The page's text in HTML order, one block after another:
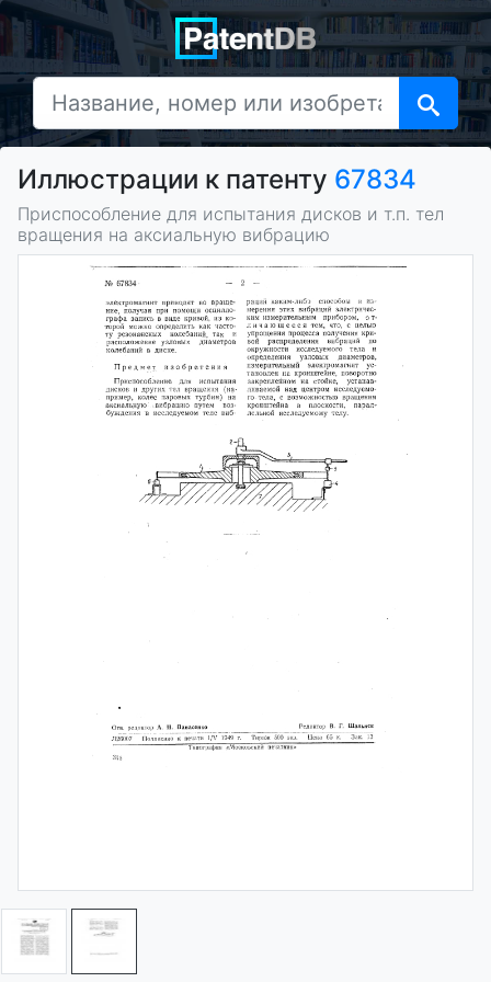
Иллюстрации к патенту 67834
Приспособление для испытания дисков и т.п. тел
вращения на аксиальную вибрацию